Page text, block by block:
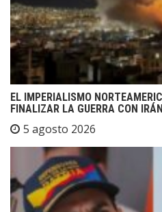
EL IMPERIALISMO
FINALIZAR LA GUERRA CON IRÁN
5 agosto 2026